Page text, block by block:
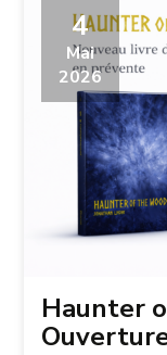
4
Mai
2026
Haunter